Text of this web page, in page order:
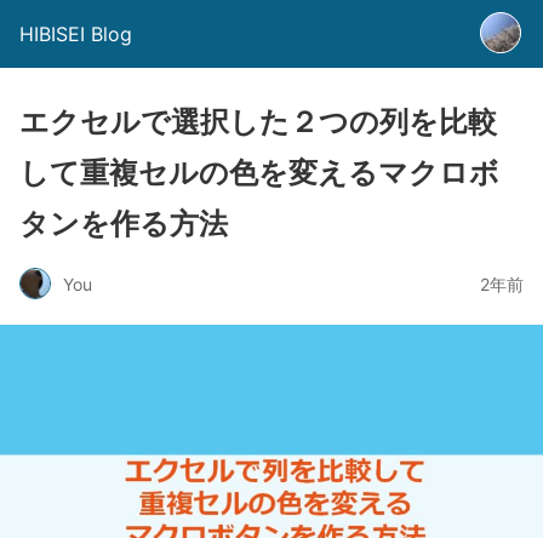
HIBISEI Blog
エクセルで選択した２つの列を比較
して重複セルの色を変えるマクロボ
タンを作る方法
You 2年前